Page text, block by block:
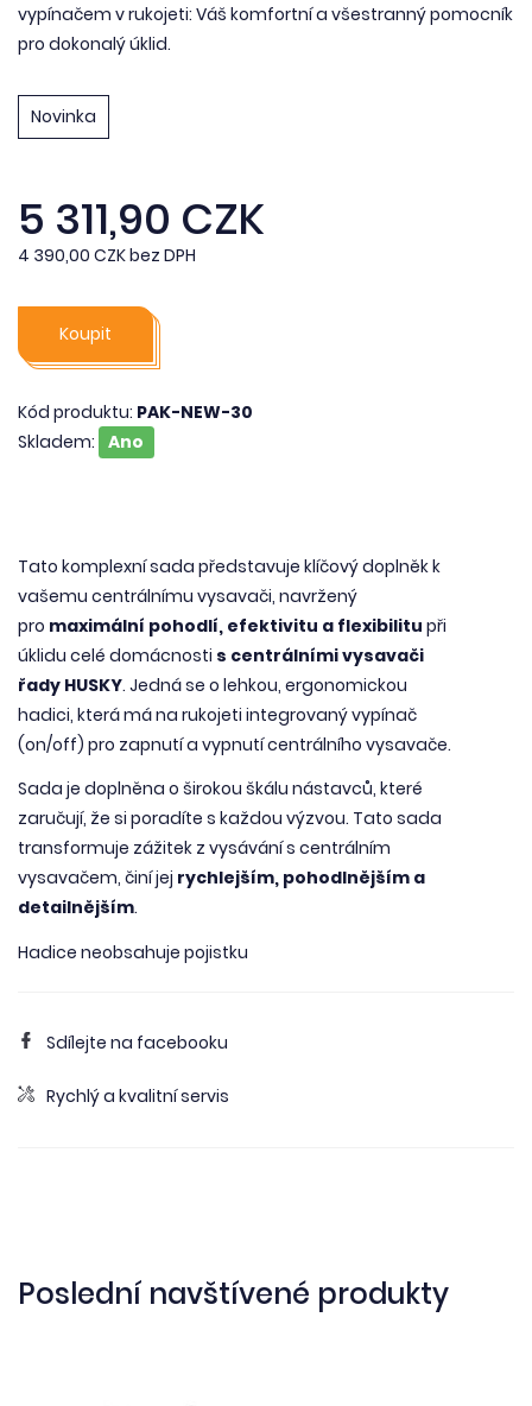
vypínačem v rukojeti: Váš komfortní a všestranný pomocník
pro dokonalý úklid.
Novinka
5 311,90 CZK
4 390,00 CZK bez DPH
Koupit
Kód produktu: PAK-NEW-30
Skladem:
Ano
Tato komplexní sada představuje klíčový doplněk k
vašemu centrálnímu vysavači, navržený
pro maximální pohodlí, efektivitu a flexibilitu při
úklidu celé domácnosti s centrálními vysavači
řady HUSKY. Jedná se o lehkou, ergonomickou
hadici, která má na rukojeti integrovaný vypínač
(on/off) pro zapnutí a vypnutí centrálního vysavače.
Sada je doplněna o širokou škálu nástavců, které
zaručují, že si poradíte s každou výzvou. Tato sada
transformuje zážitek z vysávání s centrálním
vysavačem, činí jej rychlejším, pohodlnějším a
detailnějším.
Hadice neobsahuje pojistku
Sdílejte na facebooku
Rychlý a kvalitní servis
Poslední navštívené produkty